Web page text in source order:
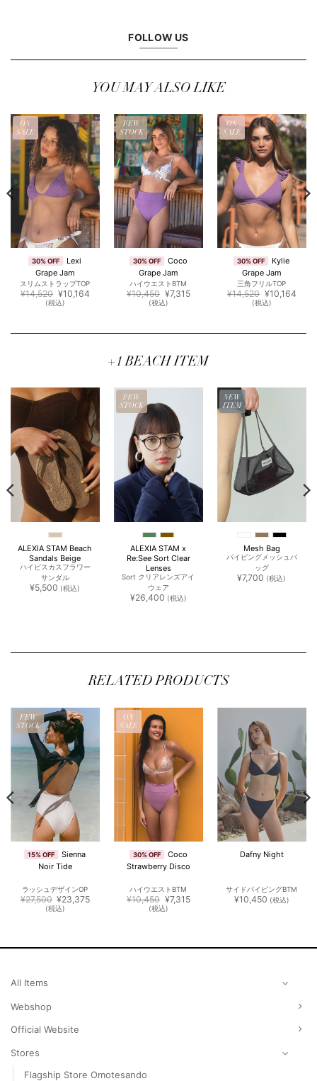
FOLLOW US
YOU MAY ALSO LIKE
ON
SALE
30% OFF
Lexi
Grape Jam
スリムストラップTOP
¥14,520 元
の
価
¥14,520
¥10,164現
は
(税込)
FEW
STOCK
30% OFF
Coco
Grape Jam
ハイウエストBTM
¥10,450 元
の
価
¥10,450
た。
¥7,315現
は
す。
(税込)
ON
SALE
30% OFF
Kylie
Grape Jam
三角フリルTOP
¥14,520 元
の
価
¥14,520
¥10,164現
は
(税込)
+1 BEACH ITEM
ALEXIA STAM Beach
Sandals Beige
ハイビスカスフラワー
サンダル
¥5,500 (税込)
FEW
STOCK
ALEXIA STAM x
Re:See Sort Clear
Lenses
Sort クリアレンズアイ
ウェア
¥26,400 (税込)
NEW
ITEM
Mesh Bag
パイピングメッシュバ
ッグ
¥7,700 (税込)
RELATED PRODUCTS
FEW
STOCK
15% OFF
Sienna
Noir Tide
ラッシュデザインOP
¥27,500 元
の
価
で
¥23,375現
¥23,375
(税込)
ON
SALE
30% OFF
Coco
Strawberry Disco
ハイウエストBTM
¥10,450 元
の
価
で
¥7,315現
¥7,315
(税込)
Dafny Night
サイドパイピングBTM
¥10,450 (税込)
All Items
Webshop
Official Website
Stores
Flagship Store Omotesando